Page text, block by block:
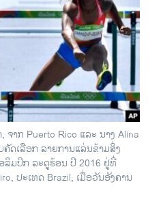
ຈາກ Puerto Rico ແລະ ນາງ Alina
ດເລືອກ ລາຍການແລ່ນຂ້າມສິ່ງ
ລິມປິກ ລະດູຮ້ອນ ປີ 2016 ຢູ່ທີ່
ປະເທດ Brazil, ເມື່ອວັນອັງຄານ